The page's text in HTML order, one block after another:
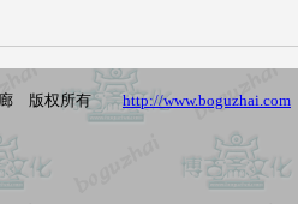
廊 版权所有http://www.boguzhai.com